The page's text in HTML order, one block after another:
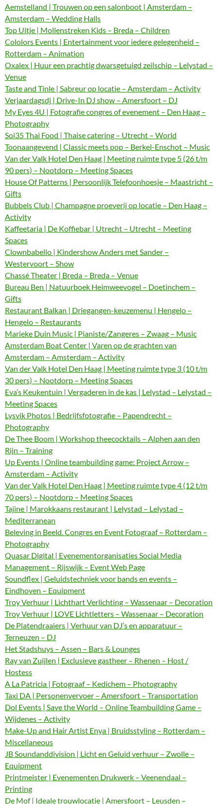
Aemstelland | Trouwen op een salonboot | Amsterdam –
Amsterdam – Wedding Halls
Top Uitje | Mollenstreken Kids – Breda – Children
Cololors Events | Entertainment voor iedere gelegenheid –
Rotterdam – Animation
Oxalex | Huur een prachtig dwarsgetuigd zeilschip – Lelystad –
Venue
Taste and Tinle | Sabreur op locatie – Amsterdam – Activity
Verjaardagsdj | Drive-In DJ show – Amersfoort – DJ
My Eyes 4U | Fotografie congres of evenement – Den Haag –
Photography
Soi35 Thai Food | Thaise catering – Utrecht – World
Toonaangevend | Classic meets pop – Berkel-Enschot – Music
Van der Valk Hotel Den Haag | Meeting ruimte type 5 (26 t/m
90 pers) – Nootdorp – Meeting Spaces
House Of Patterns | Persoonlijk Telefoonhoesje – Maastricht –
Gifts
Bubbels Club | Champagne proeverij op locatie – Den Haag –
Activity
Kaffeetaria | De Koffiebar | Utrecht – Utrecht – Meeting
Spaces
Clownbabello | Kindershow Anders met Sander –
Westervoort – Show
Chassé Theater | Breda – Breda – Venue
Bureau Ben | Natuurboek Heimweevogel – Doetinchem –
Gifts
Restaurant Balkan | Driegangen-keuzemenu | Hengelo –
Hengelo – Restaurants
Marieke Duin Music | Pianiste/Zangeres – Zwaag – Music
Amsterdam Boat Center | Varen op de grachten van
Amsterdam – Amsterdam – Activity
Van der Valk Hotel Den Haag | Meeting ruimte type 3 (10 t/m
30 pers) – Nootdorp – Meeting Spaces
Eva’s Keukentuin | Vergaderen in de kas | Lelystad – Lelystad –
Meeting Spaces
Lysvik Photos | Bedrijfsfotografie – Papendrecht –
Photography
De Thee Boom | Workshop theecocktails – Alphen aan den
Rijn – Training
Up Events | Online teambuilding game: Project Arrow –
Amsterdam – Activity
Van der Valk Hotel Den Haag | Meeting ruimte type 4 (12 t/m
70 pers) – Nootdorp – Meeting Spaces
Tajine | Marokkaans restaurant | Lelystad – Lelystad –
Mediterranean
Beleving in Beeld. Congres en Event Fotograaf – Rotterdam –
Photography
Quasar Digital | Evenementorganisaties Social Media
Management – Rijswijk – Event Web Page
Soundflex | Geluidstechniek voor bands en events –
Eindhoven – Equipment
Troy Verhuur | Lichthart Verlichting – Wassenaar – Decoration
Troy Verhuur | LOVE Lichtletters – Wassenaar – Decoration
De Platendraaiers | Verhuur van DJ’s en apparatuur –
Terneuzen – DJ
Het Stadshuys – Assen – Bars & Lounges
Ray van Zuijlen | Exclusieve gastheer – Rhenen – Host /
Hostess
A La Patricia | Fotograaf – Kedichem – Photography
Taxi DA | Personenvervoer – Amersfoort – Transportation
Dol Events | Save the World – Online Teambuilding Game –
Wijdenes – Activity
Make-Up and Hair Artist Enya | Bruidsstyling – Rotterdam –
Miscellaneous
JB Soundanddivision | Licht en Geluid verhuur – Zwolle –
Equipment
Printmeister | Evenementen Drukwerk – Veenendaal –
Printing
De Mof | Ideale trouwlocatie | Amersfoort – Leusden –